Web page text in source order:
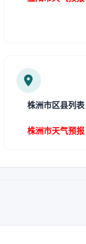
株洲市区县列表
株洲市天气预报